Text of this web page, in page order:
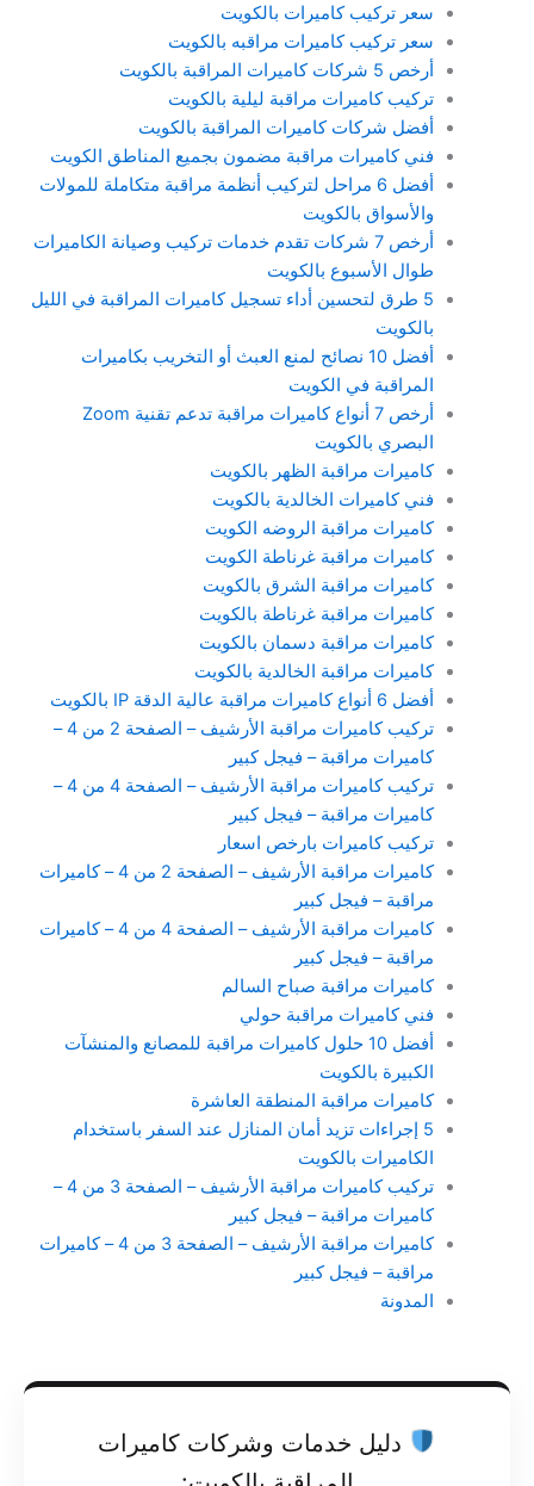
سعر تركيب كاميرات بالكويت
سعر تركيب كاميرات مراقبه بالكويت
أرخص 5 شركات كاميرات المراقبة بالكويت
تركيب كاميرات مراقبة ليلية بالكويت
أفضل شركات كاميرات المراقبة بالكويت
فني كاميرات مراقبة مضمون بجميع المناطق الكويت
أفضل 6 مراحل لتركيب أنظمة مراقبة متكاملة للمولات
والأسواق بالكويت
أرخص 7 شركات تقدم خدمات تركيب وصيانة الكاميرات
طوال الأسبوع بالكويت
5 طرق لتحسين أداء تسجيل كاميرات المراقبة في الليل
بالكويت
أفضل 10 نصائح لمنع العبث أو التخريب بكاميرات
المراقبة في الكويت
أرخص 7 أنواع كاميرات مراقبة تدعم تقنية Zoom
البصري بالكويت
كاميرات مراقبة الظهر بالكويت
فني كاميرات الخالدية بالكويت
كاميرات مراقبة الروضه الكويت
كاميرات مراقبة غرناطة الكويت
كاميرات مراقبة الشرق بالكويت
كاميرات مراقبة غرناطة بالكويت
كاميرات مراقبة دسمان بالكويت
كاميرات مراقبة الخالدية بالكويت
أفضل 6 أنواع كاميرات مراقبة عالية الدقة IP بالكويت
تركيب كاميرات مراقبة الأرشيف – الصفحة 2 من 4 –
كاميرات مراقبة – فيجل كبير
تركيب كاميرات مراقبة الأرشيف – الصفحة 4 من 4 –
كاميرات مراقبة – فيجل كبير
تركيب كاميرات بارخص اسعار
كاميرات مراقبة الأرشيف – الصفحة 2 من 4 – كاميرات
مراقبة – فيجل كبير
كاميرات مراقبة الأرشيف – الصفحة 4 من 4 – كاميرات
مراقبة – فيجل كبير
كاميرات مراقبة صباح السالم
فني كاميرات مراقبة حولي
أفضل 10 حلول كاميرات مراقبة للمصانع والمنشآت
الكبيرة بالكويت
كاميرات مراقبة المنطقة العاشرة
5 إجراءات تزيد أمان المنازل عند السفر باستخدام
الكاميرات بالكويت
تركيب كاميرات مراقبة الأرشيف – الصفحة 3 من 4 –
كاميرات مراقبة – فيجل كبير
كاميرات مراقبة الأرشيف – الصفحة 3 من 4 – كاميرات
مراقبة – فيجل كبير
المدونة
دليل خدمات وشركات كاميرات